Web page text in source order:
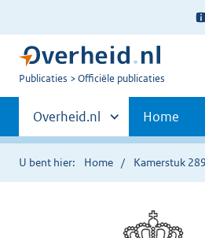
U
Publicaties Officiële publicaties
Primaire
navigatie
Andere
sites
binnen
Overheid.nl Home
U bent hier: Home Kamerstuk